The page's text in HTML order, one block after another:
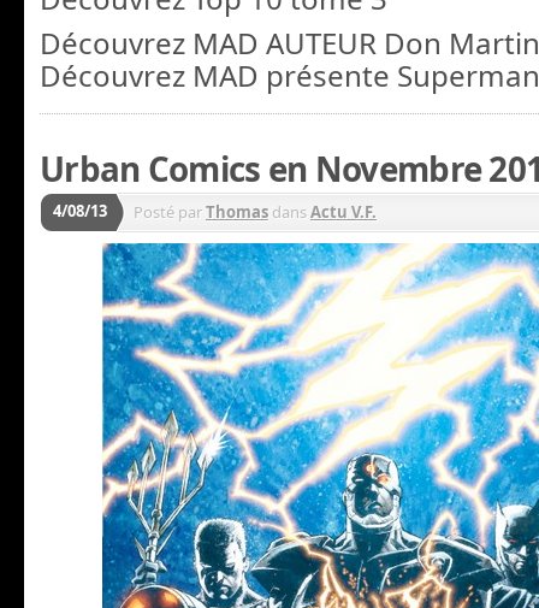
Découvrez MAD AUTEUR Don
Découvrez MAD présente Superman
Urban Comics en Novembre
4/08/13 Posté parThomas dansActu V.F.